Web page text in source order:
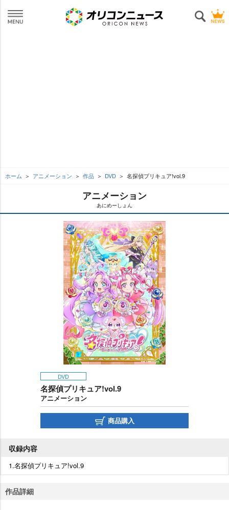
ホーム アニメーション 作品 DVD 名探偵プリキュア!vol.9
アニメーション
あにめーしょん
DVD
名探偵プリキュア!vol.9
アニメーション
商品購入
収録内容
1.名探偵プリキュア!vol.9
作品詳細